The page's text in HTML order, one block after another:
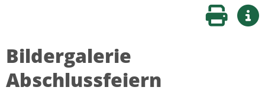
Seite
Bildergalerie
Abschlussfeiern